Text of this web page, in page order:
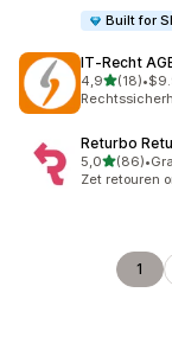
Built for
IT‑Recht
4,9van 5
(18)
18 recensies
•
Returbo
5,0van 5
(86)
86 recensies
•
Zet retouren
1